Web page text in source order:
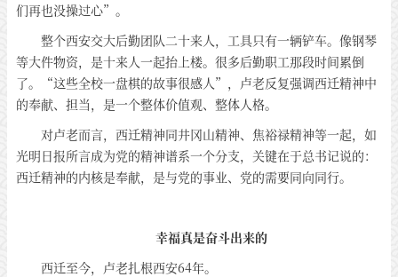
们再也没操过心”。
整个西安交大后勤团队二十来人，工具只有一辆铲车。像钢琴
等大件物资，是十来人一起抬上楼。很多后勤职工那段时间累倒
了。“这些全校一盘棋的故事很感人”，卢老反复强调西迁精神中
的奉献、担当，是一个整体价值观、整体人格。
对卢老而言，西迁精神同井冈山精神、焦裕禄精神等一起，如
光明日报所言成为党的精神谱系一个分支，关键在于总书记说的：
西迁精神的内核是奉献，是与党的事业、党的需要同向同行。
幸福真是奋斗出来的
西迁至今，卢老扎根西安64年。